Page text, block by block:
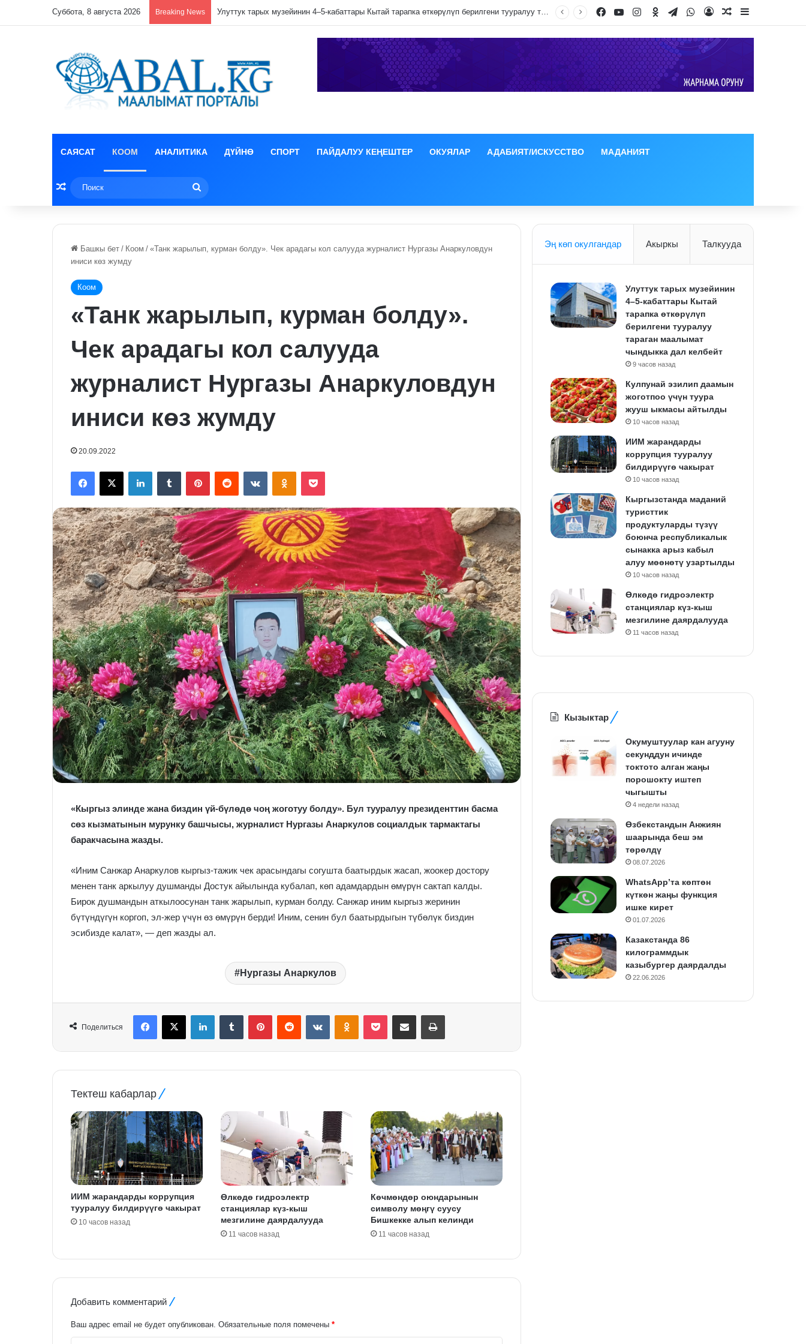
Суббота, 8 августа 2026 Breaking News Кулпунай эзилип даамын жоготпоо үчүн туура жууш ыкмасы айтылды Facebook
YouTubeInstagram
Odnoklassniki
TelegramWhatsApp
Log InRandom Article
Sidebar
САЯСАТ КООМ АНАЛИТИКА ДҮЙНӨ СПОРТ ПАЙДАЛУУ КЕҢЕШТЕР ОКУЯЛАР АДАБИЯТ/ИСКУССТВО МАДАНИЯТ
Random Article
Башкы бет / Коом / «Танк жарылып, курман болду». Чек арадагы кол салууда журналист Нургазы Анаркуловдун
иниси көз жумду
Коом
«Танк жарылып, курман болду».
Чек арадагы кол салууда
журналист Нургазы Анаркуловдун
иниси көз жумду
20.09.2022
FacebookX LinkedInTumblr PinterestReddit VKontakteOdnoklassniki
Pocket
«Кыргыз элинде жана биздин үй-бүлөдө чоң жоготуу болду». Бул тууралуу президенттин басма
сөз кызматынын мурунку башчысы, журналист Нургазы Анаркулов социалдык тармактагы
баракчасына жазды.
«Иним Санжар Анаркулов кыргыз-тажик чек арасындагы согушта баатырдык жасап, жоокер достору
менен танк аркылуу душманды Достук айылында кубалап, көп адамдардын өмүрүн сактап калды.
Бирок душмандын аткылоосунан танк жарылып, курман болду. Санжар иним кыргыз жеринин
бүтүндүгүн коргоп, эл-жер үчүн өз өмүрүн берди! Иним, сенин бул баатырдыгын түбөлүк биздин
эсибизде калат», — деп жазды ал.
Нургазы Анаркулов
Поделиться
FacebookX LinkedInTumblr PinterestReddit VKontakteOdnoklassniki
Pocket Share via Email Print
Тектеш кабарлар
ИИМ жарандарды коррупция
тууралуу билдирүүгө чакырат
10 часов назад
Өлкөдө гидроэлектр
станциялар күз-кыш
мезгилине даярдалууда
11 часов назад
Көчмөндөр оюндарынын
символу мөңгү суусу
Бишкекке алып келинди
11 часов назад
Добавить комментарий
Ваш адрес email не будет опубликован. Обязательные поля помечены *
Эң көп окулгандар Акыркы Талкууда
Улуттук тарых музейинин
4–5-кабаттары Кытай
тарапка өткөрүлүп
берилгени тууралуу
тараган маалымат
чындыкка дал келбейт
9 часов назад
Кулпунай эзилип даамын
жоготпоо үчүн туура
жууш ыкмасы айтылды
10 часов назад
ИИМ жарандарды
коррупция тууралуу
билдирүүгө чакырат
10 часов назад
Кыргызстанда маданий
туристтик
продуктуларды түзүү
боюнча республикалык
сынакка арыз кабыл
алуу мөөнөтү узартылды
10 часов назад
Өлкөдө гидроэлектр
станциялар күз-кыш
мезгилине даярдалууда
11 часов назад
Кызыктар
Окумуштуулар кан агууну
секунддун ичинде
токтото алган жаңы
порошокту иштеп
чыгышты
4 недели назад
Өзбекстандын Анжиян
шаарында беш эм
төрөлдү
08.07.2026
WhatsApp’та көптөн
күткөн жаңы функция
ишке кирет
01.07.2026
Казакстанда 86
килограммдык
казыбургер даярдалды
22.06.2026